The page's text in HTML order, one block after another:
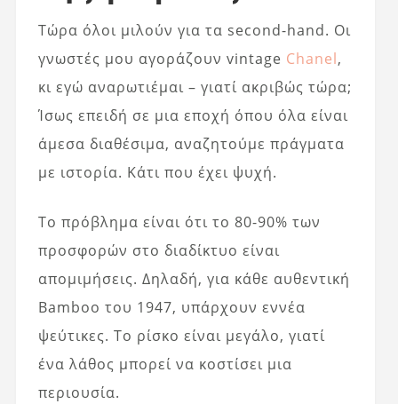
Τώρα όλοι μιλούν για τα second-hand. Οι
γνωστές μου αγοράζουν vintage Chanel,
κι εγώ αναρωτιέμαι – γιατί ακριβώς τώρα;
Ίσως επειδή σε μια εποχή όπου όλα είναι
άμεσα διαθέσιμα, αναζητούμε πράγματα
με ιστορία. Κάτι που έχει ψυχή.
Το πρόβλημα είναι ότι το 80-90% των
προσφορών στο διαδίκτυο είναι
απομιμήσεις. Δηλαδή, για κάθε αυθεντική
Bamboo του 1947, υπάρχουν εννέα
ψεύτικες. Το ρίσκο είναι μεγάλο, γιατί
ένα λάθος μπορεί να κοστίσει μια
περιουσία.